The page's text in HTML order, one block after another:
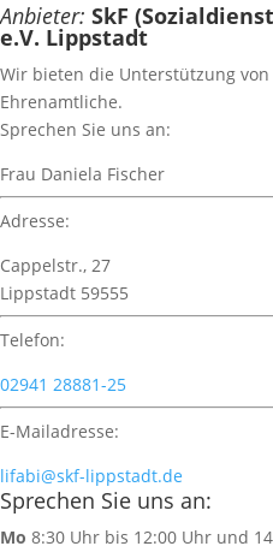
Anbieter: SkF
e.V. Lippstadt
Wir bieten die Unterstützung
Ehrenamtliche.
Sprechen Sie uns an:
Frau Daniela Fischer
Adresse:
Cappelstr., 27
Lippstadt 59555
Telefon:
02941 28881-25
E-Mailadresse:
lifabi@skf-lippstadt.de
Sprechen Sie uns an:
Mo 8:30 Uhr bis 12:00 Uhr und